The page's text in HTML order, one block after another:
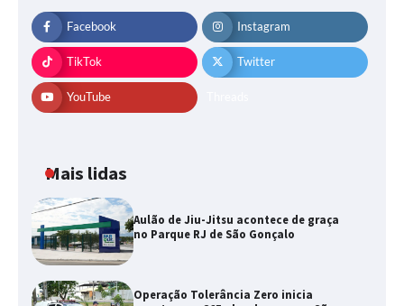
Facebook Instagram
TikTok Twitter
YouTube
Mais lidas
Aulão de Jiu-Jitsu acontece de graça
no Parque RJ de São Gonçalo
Operação Tolerância Zero inicia